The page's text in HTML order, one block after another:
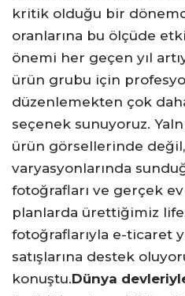
kritik olduğu bir
oranlarına bu ölçüde
önemi her geçen yıl
ürün grubu için
düzenlemekten çok
seçenek sunuyoruz.
ürün görsellerinde
varyasyonlarında
fotoğrafları ve gerçek
planlarda ürettiğimiz
fotoğraflarıyla e-ticaret
satışlarına destek
konuştu.Dünya